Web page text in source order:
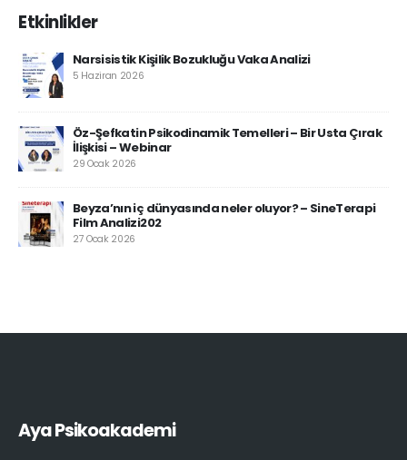
Etkinlikler
Narsisistik Kişilik Bozukluğu Vaka Analizi
5 Haziran 2026
Öz-Şefkatin Psikodinamik Temelleri – Bir Usta Çırak
İlişkisi – Webinar
29 Ocak 2026
Beyza’nın iç dünyasında neler oluyor? – SineTerapi
Film Analizi202
27 Ocak 2026
Aya Psikoakademi